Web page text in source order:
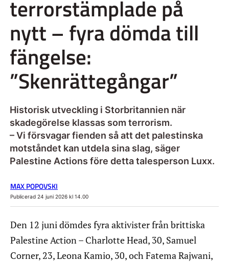
terrorstämplade på
nytt – fyra dömda till
fängelse:
”Skenrättegångar”
Historisk utveckling i Storbritannien när
skadegörelse klassas som terrorism.
– Vi försvagar fienden så att det palestinska
motståndet kan utdela sina slag, säger
Palestine Actions före detta talesperson Luxx.
MAX POPOVSKI
Publicerad 24 juni 2026 kl 14.00
Den 12 juni dömdes fyra aktivister från brittiska
Palestine Action – Charlotte Head, 30, Samuel
Corner, 23, Leona Kamio, 30, och Fatema Rajwani,